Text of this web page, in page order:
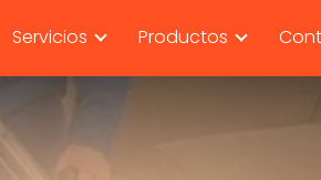
Servicios Productos